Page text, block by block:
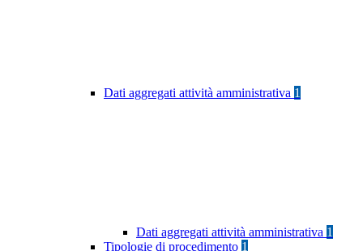
Dati aggregati attività amministrativa 1
Dati aggregati attività amministrativa 1
Tipologie di procedimento 1